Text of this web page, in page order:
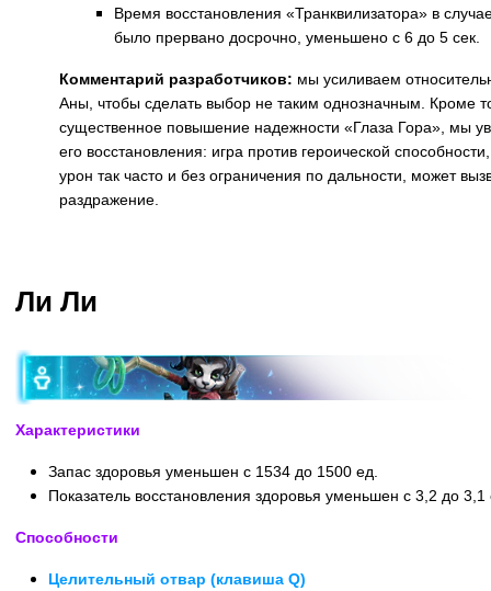
Время восстановления «Транквилизатора» в
было прервано досрочно, уменьшено с 6 до 5 сек.
Комментарий разработчиков: мы усиливаем
Аны, чтобы сделать выбор не таким однозначным. Кроме
существенное повышение надежности «Глаза Гора», мы
его восстановления: игра против героической
урон так часто и без ограничения по дальности, может
раздражение.
Ли Ли
Характеристики
Запас здоровья уменьшен с 1534 до 1500 ед.
Показатель восстановления здоровья уменьшен с 3,2 до 3,1
Способности
Целительный отвар (клавиша Q)